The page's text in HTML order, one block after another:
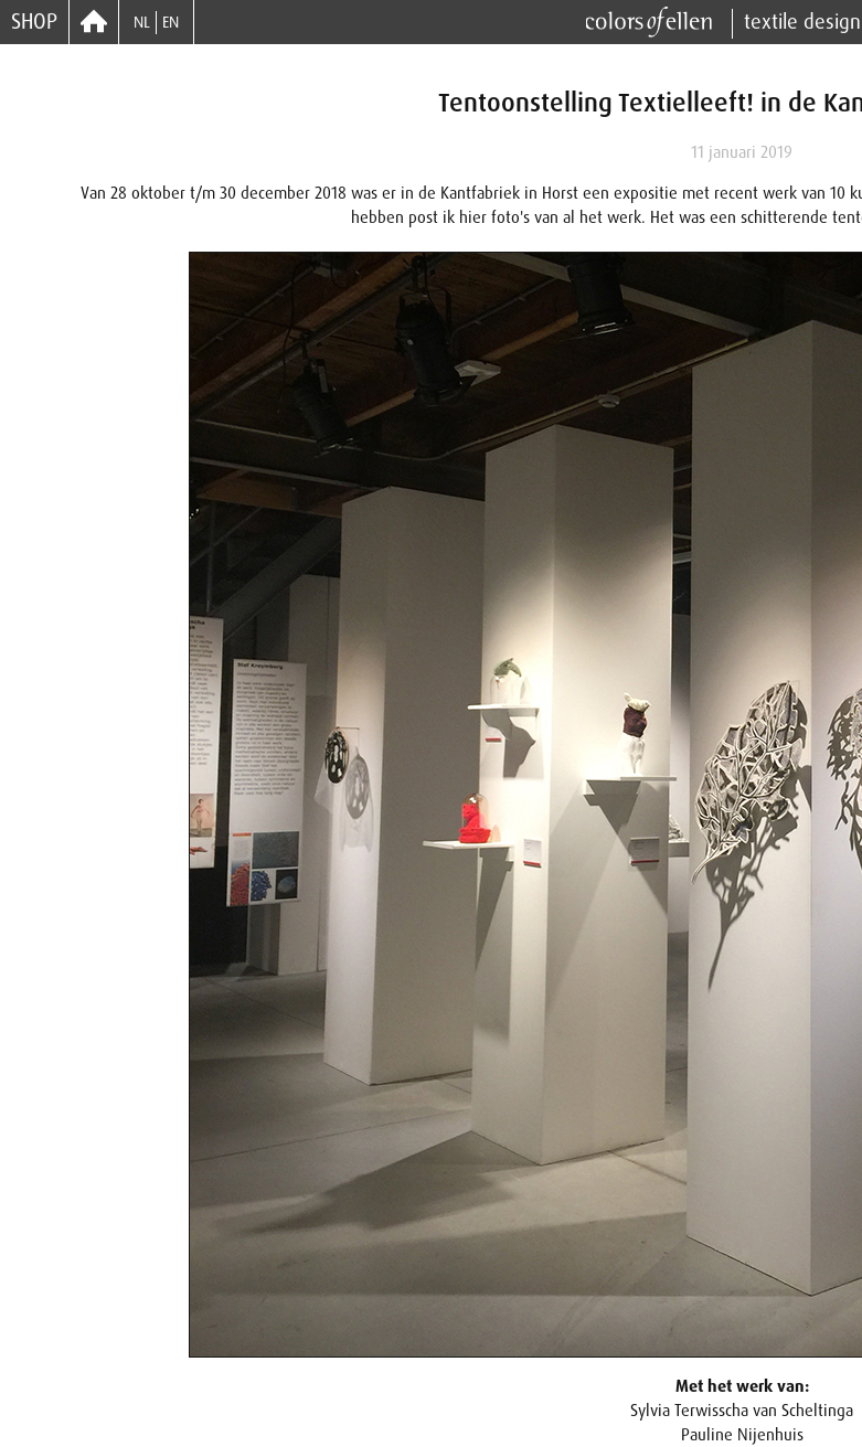
SHOP NL EN textile
Tentoonstelling Textielleeft! in de
11 januari 2019
Van 28 oktober t/m 30 december 2018 was er in de Kantfabriek in Horst een expositie met recent werk van
hebben post ik hier foto's van al het werk. Het was een schitterende
Met het werk van:
Sylvia Terwisscha van Scheltinga
Pauline Nijenhuis